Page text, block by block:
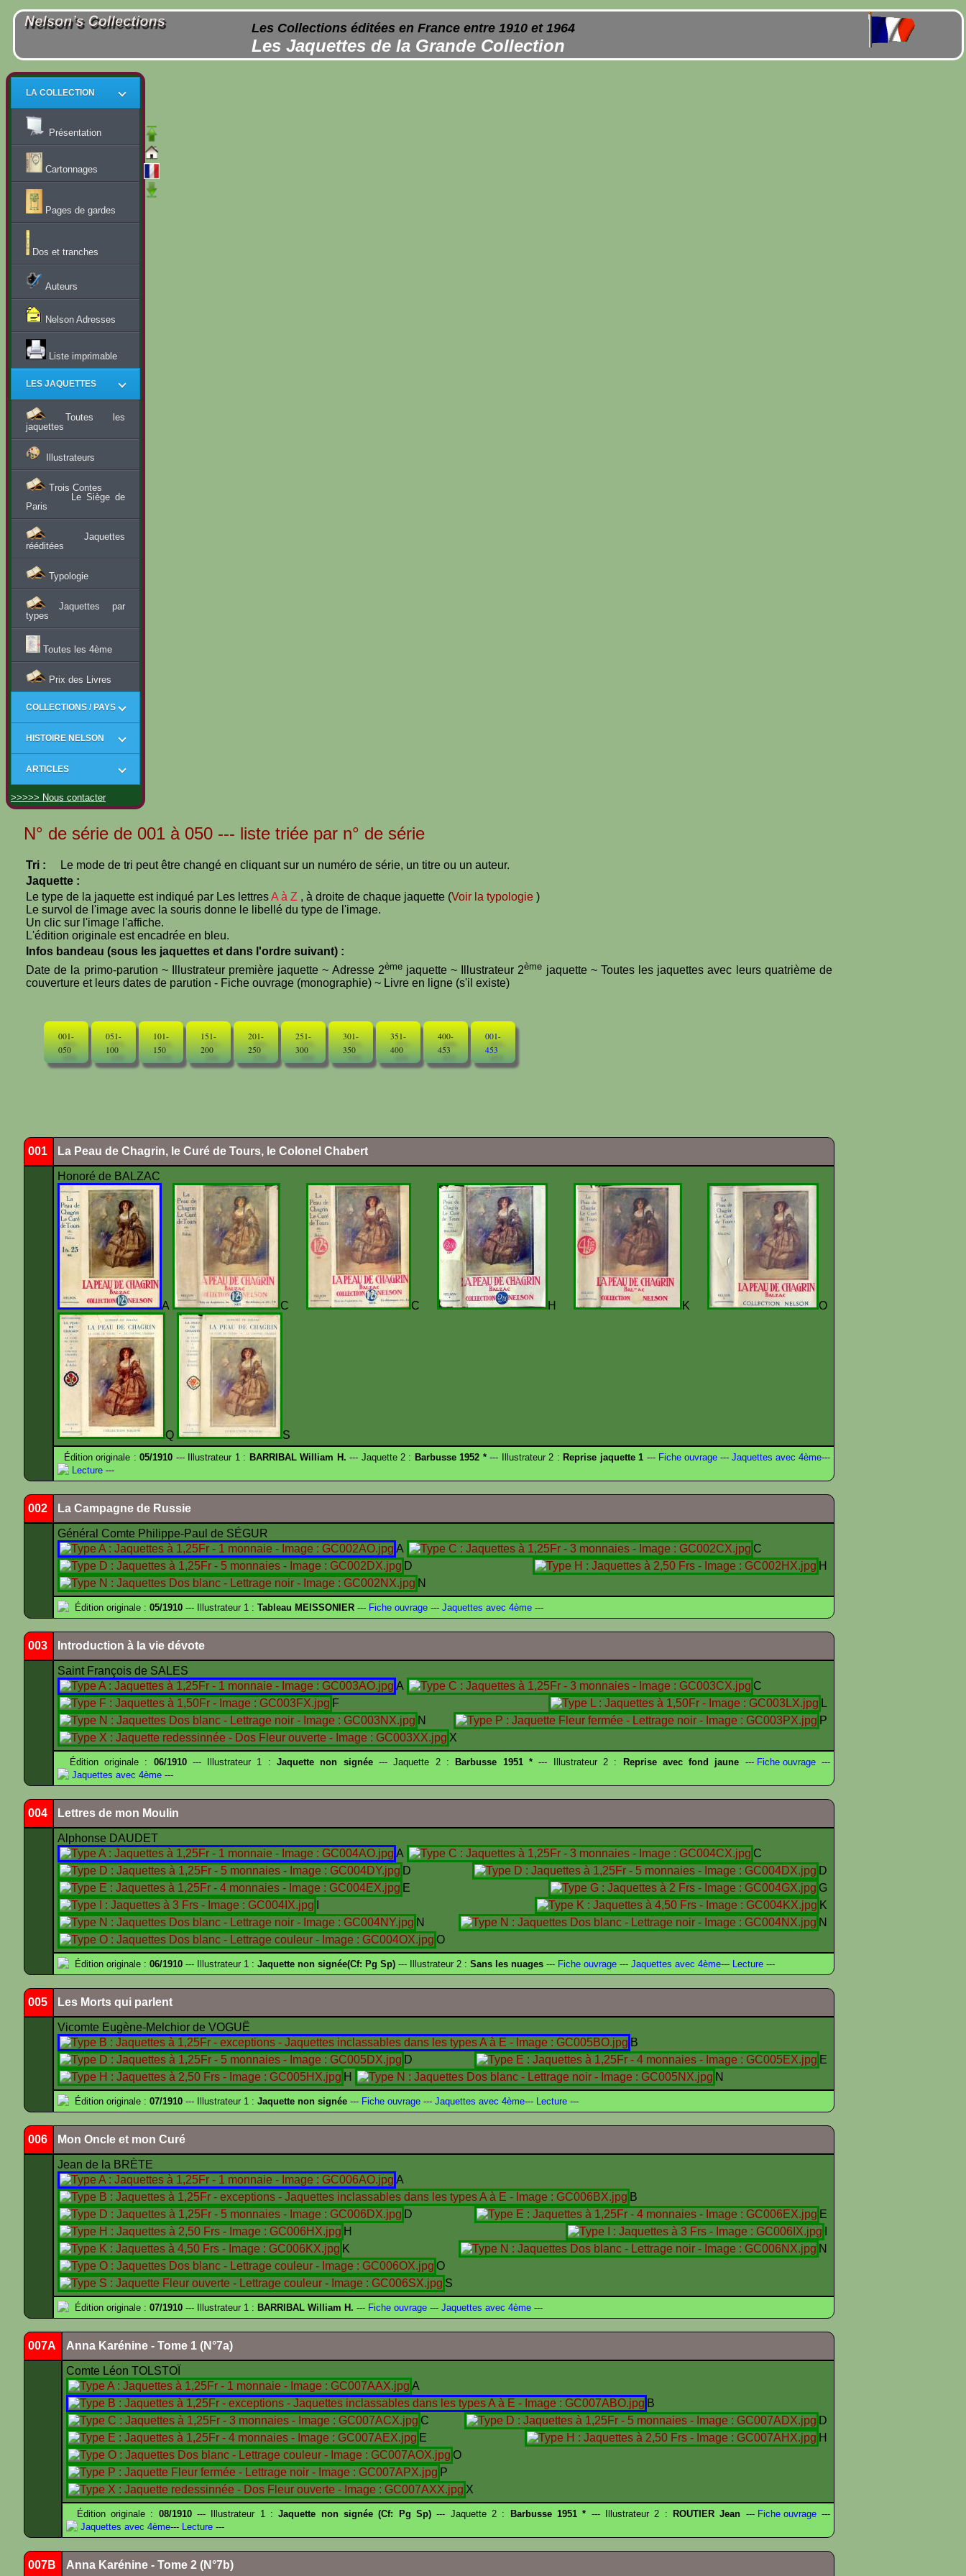
Les Collections éditées en France entre 1910 et 1964
Les Jaquettes de la Grande Collection
LA COLLECTION
Présentation
Cartonnages
Pages de gardes
Dos et tranches
Auteurs
Nelson Adresses
Liste imprimable
LES JAQUETTES
Toutes les
jaquettes
Illustrateurs
Trois Contes
Le Siège de
Paris
Jaquettes
rééditées
Typologie
Jaquettes par
types
Toutes les 4ème
Prix des Livres
COLLECTIONS / PAYS
HISTOIRE NELSON
ARTICLES
>>>>> Nous contacter
N° de série de 001 à 050 --- liste triée par n° de série
Tri :
Le mode de tri peut être changé en cliquant sur un numéro de série, un titre ou un auteur.
Jaquette :
Le type de la jaquette est indiqué par Les lettresA à Z , à droite de chaque jaquette (Voir la typologie )
Le survol de l'image avec la souris donne le libellé du type de l'image.
Un clic sur l'image l'affiche.
L'édition originale est encadrée en bleu.
Infos bandeau (sous les jaquettes et dans l'ordre suivant) :
Date de la primo-parution ~ Illustrateur première jaquette ~ Adresse 2èmejaquette ~ Illustrateur 2ème jaquette ~ Toutes les jaquettes avec leurs quatrième de
couverture et leurs dates de parution - Fiche ouvrage (monographie) ~ Livre en ligne (s'il existe)
001-
050
051-
100
101-
150
151-
200
201-
250
251-
300
301-
350
351-
400
400-
453
001-
453
001 La Peau de Chagrin, le Curé de Tours, le Colonel Chabert
Honoré de BALZAC
A C C H K O
Q S
Édition originale :05/1910 --- Illustrateur 1 : BARRIBAL William H. --- Jaquette 2 : Barbusse 1952 *--- Illustrateur 2 : Reprise jaquette 1 ---Fiche ouvrage--- Jaquettes avec 4ème---
Lecture ---
002 La Campagne de Russie
Général Comte Philippe-Paul de SÉGUR
A
C
D
H
N
Édition originale : 05/1910 --- Illustrateur 1 : Tableau MEISSONIER --- Fiche ouvrage --- Jaquettes avec 4ème ---
003 Introduction à la vie dévote
Saint François de SALES
A
C
F
L
N
P
X
Édition originale : 06/1910--- Illustrateur 1 :Jaquette non signée--- Jaquette 2 : Barbusse 1951 *--- Illustrateur 2 : Reprise avec fond jaune ---Fiche ouvrage---
Jaquettes avec 4ème ---
004 Lettres de mon Moulin
Alphonse DAUDET
A
C
D
D
E
G
K
N
N
O
Édition originale : 06/1910 --- Illustrateur 1 : Jaquette non signée(Cf: Pg Sp) --- Illustrateur 2 : Sans les nuages --- Fiche ouvrage --- Jaquettes avec 4ème--- Lecture ---
005 Les Morts qui parlent
Vicomte Eugène-Melchior de VOGUË
B
D
E
H
N
Édition originale : 07/1910 --- Illustrateur 1 : Jaquette non signée --- Fiche ouvrage --- Jaquettes avec 4ème--- Lecture ---
006 Mon Oncle et mon Curé
Jean de la BRÈTE
A
B
D
E
H
K
N
O
S
Édition originale : 07/1910 --- Illustrateur 1 : BARRIBAL William H. --- Fiche ouvrage --- Jaquettes avec 4ème ---
007A Anna Karénine - Tome 1 (N°7a)
Comte Léon TOLSTOÏ
A
B
C
D
E
H
O
P
X
Édition originale : 08/1910--- Illustrateur 1 :Jaquette non signée (Cf: Pg Sp) --- Jaquette 2 : Barbusse 1951 * --- Illustrateur 2 : ROUTIER Jean ---Fiche ouvrage---
Jaquettes avec 4ème--- Lecture ---
007B Anna Karénine - Tome 2 (N°7b)